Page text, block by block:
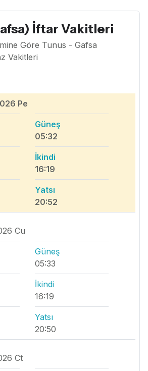
İftar Vakitleri
Göre Tunus - Gafsa
Vakitleri
Pe
Güneş
05:32
İkindi
16:19
Yatsı
20:52
Cu
Güneş
05:33
İkindi
16:19
Yatsı
20:50
Ct